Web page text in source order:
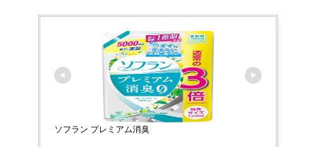
ソフラン プレミアム消臭